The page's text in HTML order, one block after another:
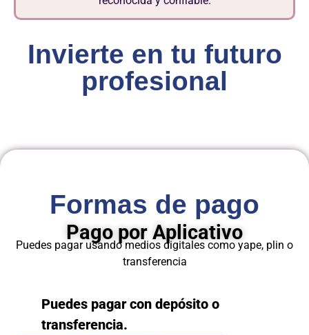
Invierte en tu futuro
profesional
Formas de pago
Pago por Aplicativo
Puedes pagar usando medios digitales como yape, plin o
transferencia
Puedes pagar con depósito o
transferencia.